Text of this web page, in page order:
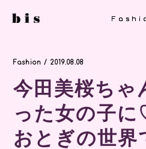
Fashion / 2019.08.08
今田美桜ちゃ
った女の子
おとぎの世界